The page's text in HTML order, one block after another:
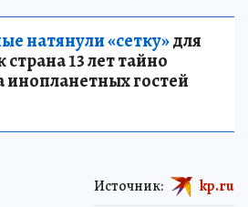
натянули «сетку»для
13 лет тайно
инопланетных гостей
Источник: kp.ru